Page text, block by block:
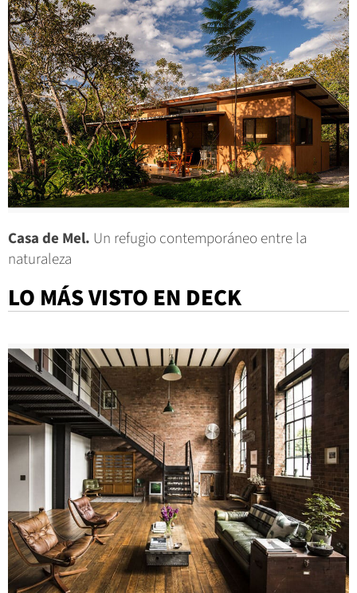
Casa de Mel. Un refugio contemporáneo entre la
naturaleza
LO MÁS VISTO EN DECK